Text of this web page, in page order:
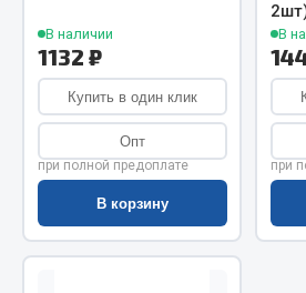
Автомобильная электрика
Автолампы
Блоки реле и предохранителей
Вилки нагрузочные
Выключатели и переключатели
Выключатели кнопочные
Выключатель массы
Изолента
В наличии
1132 ₽
Купить в один клик
Опт
при полной предоплате
В корзину
В
при